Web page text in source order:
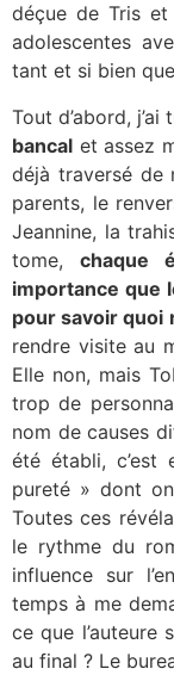
déçue de Tris
adolescentes
tant et si bien
Tout d’abord, j’ai
bancal et assez
déjà traversé de
parents, le
Jeannine, la
tome,chaque
importance que
pour savoir quoi
rendre visite au
Elle non, mais
trop de
nom de causes
été établi, c’est
pureté » dont
Toutes ces
le rythme du
influence sur
temps à me
ce que l’auteure
au final ? Le